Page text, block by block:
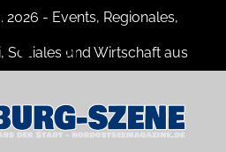
2026 - Events, Regionales,
Soziales und Wirtschaft aus